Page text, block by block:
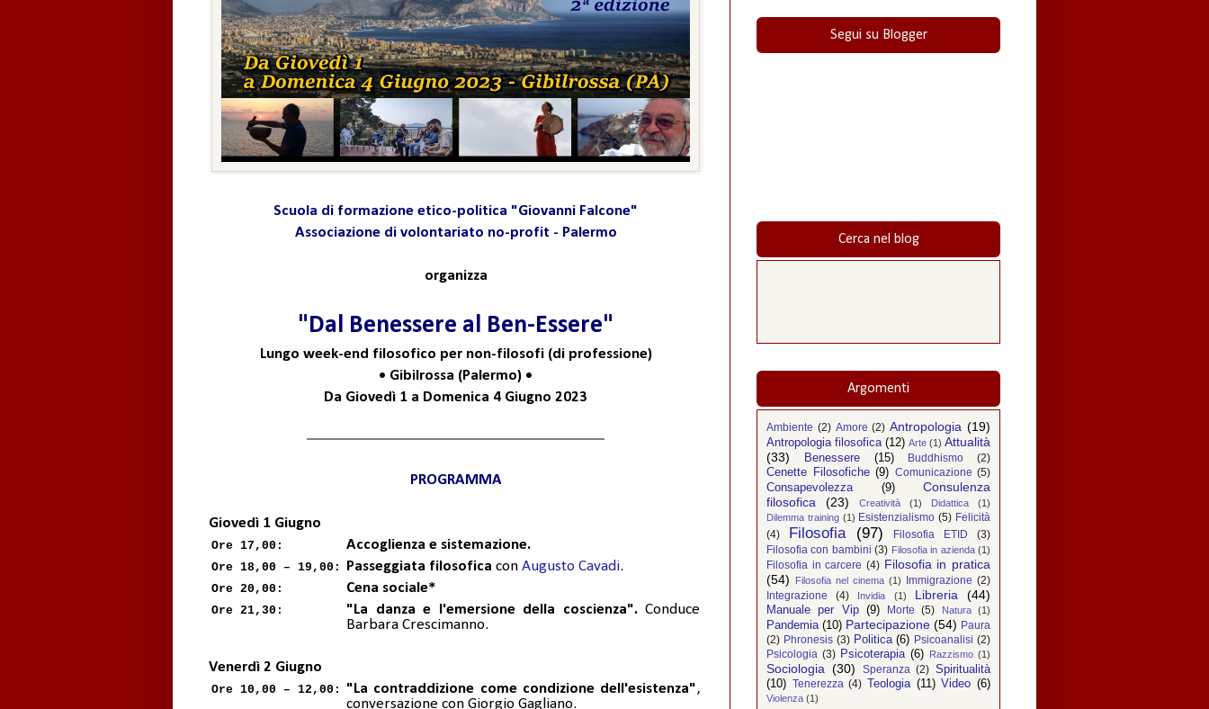
Scuola di formazione etico-politica "Giovanni Falcone"
Associazione di volontariato no-profit - Palermo
organizza
"Dal Benessere al Ben-Essere"
Lungo week-end filosofico per non-filosofi (di professione)
• Gibilrossa (Palermo) •
Da Giovedì 1 a Domenica 4 Giugno 2023
PROGRAMMA
Giovedì 1 Giugno
Ore 17,00: Accoglienza e sistemazione.
Ore 18,00 – 19,00: Passeggiata filosofica con Augusto Cavadi.
Ore 20,00: Cena sociale*
Ore 21,30: "La danza e l'emersione della coscienza".Conduce
Barbara Crescimanno.
Venerdì 2 Giugno
Ore 10,00 – 12,00: "La contraddizione come condizione dell'esistenza",
conversazione con Giorgio Gagliano.
Segui su Blogger
Cerca nel blog
Argomenti
Ambiente (2) Amore (2) Antropologia (19)
Antropologia filosofica (12) Arte (1) Attualità
(33)
Benessere (15) Buddhismo (2)
Cenette Filosofiche (9) Comunicazione (5)
Consapevolezza (9)
Consulenza
filosofica
(23) Creatività (1) Didattica
(1)
Dilemma training (1) Esistenzialismo (5) Felicità
(4)
Filosofia (97) Filosofia ETID
(3)
Filosofia con bambini (3) Filosofia in azienda (1)
Filosofia in carcere (4) Filosofia in pratica
(54)
Filosofia nel cinema (1) Immigrazione (2)
Integrazione
(4) Invidia (1) Libreria (44)
Manuale per Vip (9) Morte (5) Natura (1)
Pandemia (10) Partecipazione (54) Paura
(2) Phronesis (3) Politica (6) Psicoanalisi (2)
Psicologia (3) Psicoterapia (6) Razzismo (1)
Sociologia (30) Speranza (2) Spiritualità
(10) Tenerezza (4) Teologia (11) Video (6)
Violenza (1)